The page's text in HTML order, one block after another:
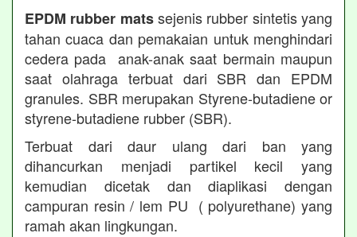
EPDM rubber matssejenis rubber sintetis yang
tahan cuaca dan pemakaian untuk menghindari
cedera pada anak-anak saat bermain maupun
saat olahraga terbuat dari SBR dan EPDM
granules. SBR merupakan Styrene-butadiene or
styrene-butadiene rubber (SBR).
Terbuat dari daur ulang dari ban yang
dihancurkan menjadi partikel kecil yang
kemudian dicetak dan diaplikasi dengan
campuran resin / lem PU ( polyurethane) yang
ramah akan lingkungan.